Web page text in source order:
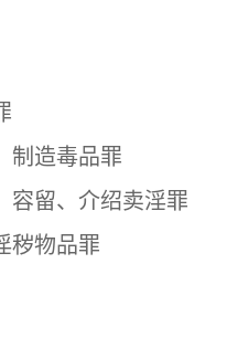
造毒品罪
留、介绍卖淫罪
物品罪